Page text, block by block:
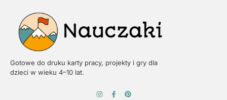
Gotowe do druku karty pracy, projekty i gry dla
dzieci w wieku 4–10 lat.